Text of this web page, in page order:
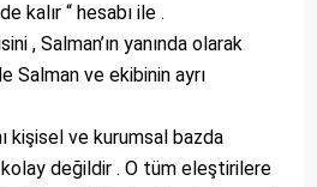
kalır “ hesabı ile .
, Salman’ın yanında olarak
Salman ve ekibinin ayrı
kişisel ve kurumsal bazda
değildir . O tüm eleştirilere